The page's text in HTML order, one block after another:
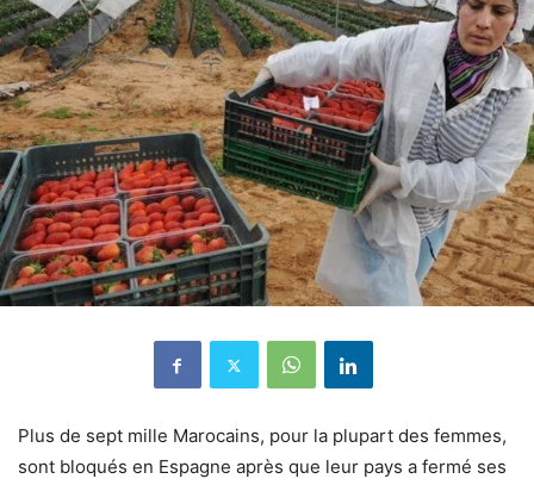
Plus de sept mille Marocains, pour la plupart des femmes,
sont bloqués en Espagne après que leur pays a fermé ses